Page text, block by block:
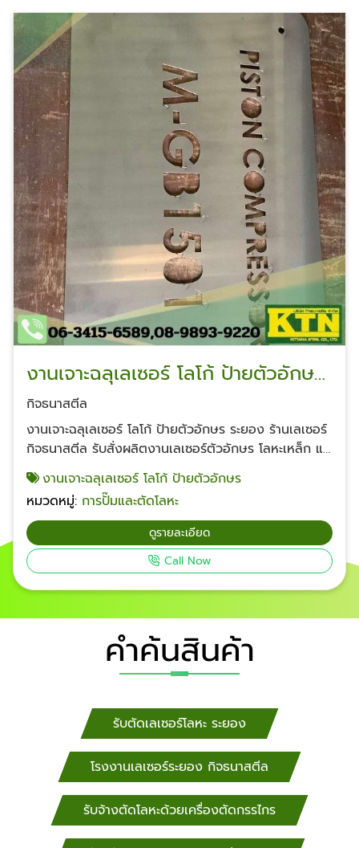
งานเจาะฉลุเลเซอร์ โลโก้ ป้ายตัวอักษร
ระยอง
กิจธนาสตีล
งานเจาะฉลุเลเซอร์ โลโก้ ป้ายตัวอักษร ระยอง ร้านเลเซอร์
กิจธนาสตีล รับสั่งผลิตงานเลเซอร์ตัวอักษร โลหะเหล็ก แส
ตนเลส อลูมิเนียม ขอแนะนำ ร้านเลเซอร์ตัวอักษร โลหะจบ
งานที่เดียวระยอง มาที่โรงเหล็กกิจธนานิคมพัฒนารับงาน
ตัดเลเซอร์ ตัดกรรไกร ตัดแก๊ส ออกแบบ ฉลุลายแผ่น
เหล็ก งานเชื่อมประกอบเหล็ก-สแตนเลส เลเซอร์ตัว
อักษร เฮงเจริญ ราคา งานเจาะฉลุเลเซอร์ โลโก้ ป้ายตัว
อักษร ระยอง กรุงเทพฯ, นนทบุรี, ปทุมธานี,
ตัวอักษร ระยอง ลพบุรี, สมุทรปราการ, อ่างทอง, งาน
เจาะฉลุเลเซอร์ โลโก้ ป้ายตัวอักษร ระยอง อุทัยธานี,
กำแพงเพชร, ชัยนาท, นครนายก, นครปฐม, นครสวรรค์
ติดต่อ ร้านตัดเลเซอร์เหล็ก ระยอง​ รับออกแบบ เจาะฉลุ
พะเยา, แพร่, แม่ฮ่องสอน, ลำปาง, งานเจาะฉลุเลเซอร์
โลโก้ ป้ายตัวอักษร ระยองร ลำพูน, อุตรดิตถ์ พิจิตร,
พิษณุโลก, เพชรบูรณ์ รับออกแบบ เจาะฉลุเลเซอร์ โลโก้
ป้ายตัวอักษร ชลบุรี, ตราด, ปราจีนบุรี, ระยอง, สระแก้ว,
จันทบุรี, ฉะเชิงเทรา, งานเจาะฉลุเลเซอร์ โลโก้ ป้ายตัว
อักษร ระยอง กาญจนบุรี, ตาก, ประจวบคีรีขันธ์, เพชรบุรี,
งานเจาะฉลุเลเซอร์ โลโก้ ป้ายตัวอักษร
หมวดหมู่:การปั๊มและตัดโลหะ
ดูรายละเอียด
Call Now
คำค้นสินค้า
รับตัดเลเซอร์โลหะ ระยอง
โรงงานเลเซอร์ระยอง กิจธนาสตีล
รับจ้างตัดโลหะด้วยเครื่องตัดกรรไกร